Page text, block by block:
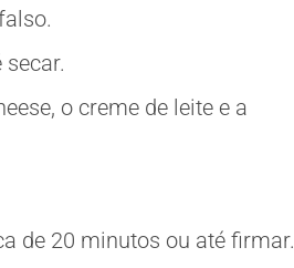
o creme de leite e a
de 20 minutos ou até firmar.